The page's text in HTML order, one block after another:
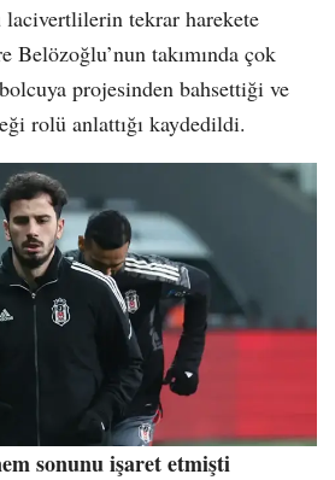
tekrar harekete
takımında çok
projesinden bahsettiği ve
rolü anlattığı kaydedildi.
sonunu işaret etmişti